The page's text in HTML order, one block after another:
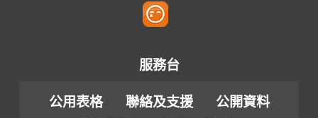
服務台
公用表格 聯絡及支援
公開資料